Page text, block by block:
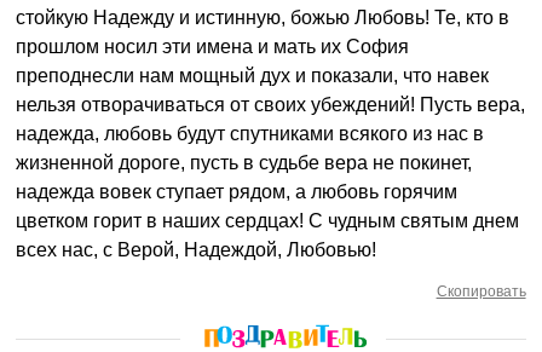
стойкую Надежду и истинную, божью Любовь! Те, кто в
прошлом носил эти имена и мать их София
преподнесли нам мощный дух и показали, что навек
нельзя отворачиваться от своих убеждений! Пусть вера,
надежда, любовь будут спутниками всякого из нас в
жизненной дороге, пусть в судьбе вера не покинет,
надежда вовек ступает рядом, а любовь горячим
цветком горит в наших сердцах! С чудным святым днем
всех нас, с Верой, Надеждой, Любовью!
Скопировать